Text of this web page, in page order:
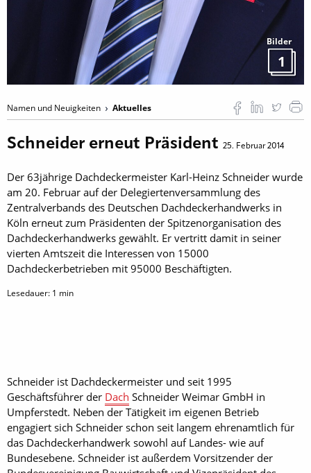
Bilder
1
Namen und Neuigkeiten Aktuelles
Schneider erneut Präsident 25. Februar 2014
Der 63jährige Dachdeckermeister Karl-Heinz Schneider wurde
am 20. Februar auf der Delegiertenversammlung des
Zentralverbands des Deutschen Dachdeckerhandwerks in
Köln erneut zum Präsidenten der Spitzenorganisation des
Dachdeckerhandwerks gewählt. Er vertritt damit in seiner
vierten Amtszeit die Interessen von 15000
Dachdeckerbetrieben mit 95000 Beschäftigten.
Lesedauer: 1 min
Schneider ist Dachdeckermeister und seit 1995
Geschäftsführer der Dach Schneider Weimar GmbH in
Umpferstedt. Neben der Tätigkeit im eigenen Betrieb
engagiert sich Schneider schon seit langem ehrenamtlich für
das Dachdeckerhandwerk sowohl auf Landes- wie auf
Bundesebene. Schneider ist außerdem Vorsitzender der